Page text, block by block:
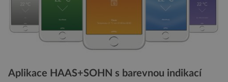
Aplikace HAAS+SOHN s barevnou indikací